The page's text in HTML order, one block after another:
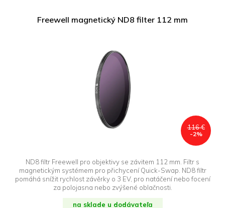
Freewell magnetický ND8 filter 112 mm
116 €
-2%
ND8 filtr Freewell pro objektivy se závitem 112 mm. Filtr s
magnetickým systémem pro přichycení Quick-Swap. ND8 filtr
pomáhá snížit rychlost závěrky o 3 EV, pro natáčení nebo focení
za polojasna nebo zvýšené oblačnosti.
na sklade u dodávateľa